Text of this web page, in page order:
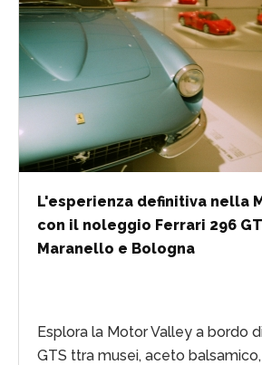
L'esperienza definitiva nella
con il noleggio Ferrari 296
Maranello e Bologna
Esplora la Motor Valley a bordo
GTS ttra musei, aceto